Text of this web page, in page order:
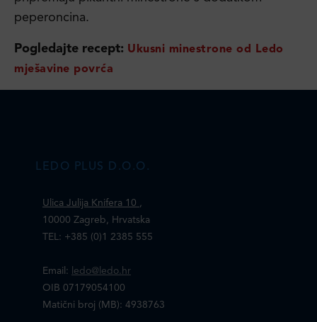
peperoncina.
Pogledajte recept: Ukusni minestrone od Ledo
mješavine povrća
LEDO PLUS D.O.O.
Ulica Julija Knifera 10 ,
10000 Zagreb, Hrvatska
TEL: +385 (0)1 2385 555
Email:
ledo@ledo.hr
OIB 07179054100
Matični broj (MB): 4938763